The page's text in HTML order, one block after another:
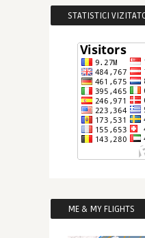
STATISTICI
ME & MY FLIGHTS